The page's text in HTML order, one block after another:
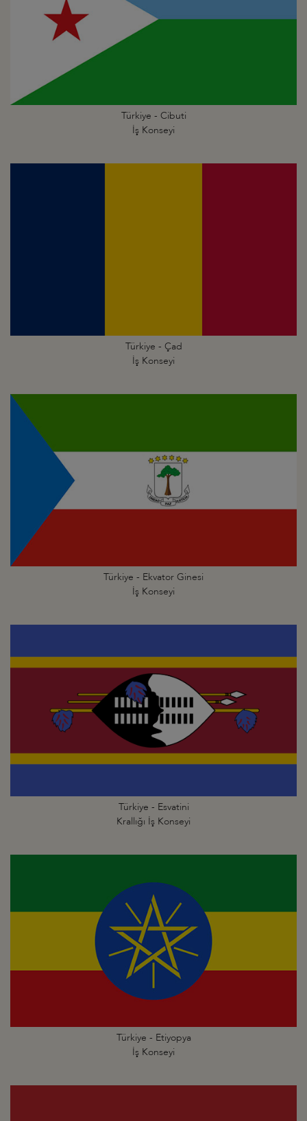
Türkiye - Cibuti
İş Konseyi
Türkiye - Çad
İş Konseyi
Türkiye - Ekvator Ginesi
İş Konseyi
Türkiye - Esvatini
Krallığı İş Konseyi
Türkiye - Etiyopya
İş Konseyi